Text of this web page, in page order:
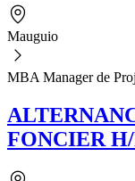
Mauguio
MBA Manager de
FONCIER